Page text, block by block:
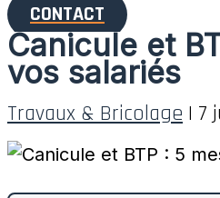
CONTACT
Canicule et
vos salariés
Travaux & Bricolage | 7